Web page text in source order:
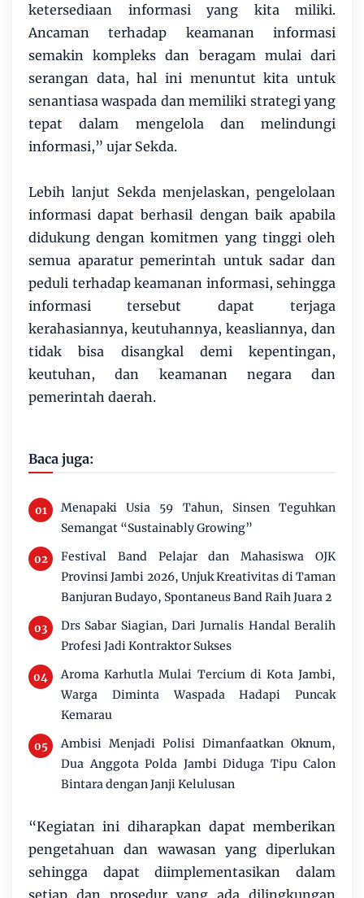
ketersediaan informasi yang kita miliki.
Ancaman terhadap keamanan informasi
semakin kompleks dan beragam mulai dari
serangan data, hal ini menuntut kita untuk
senantiasa waspada dan memiliki strategi yang
tepat dalam mengelola dan melindungi
informasi,” ujar Sekda.
Lebih lanjut Sekda menjelaskan, pengelolaan
informasi dapat berhasil dengan baik apabila
didukung dengan komitmen yang tinggi oleh
semua aparatur pemerintah untuk sadar dan
peduli terhadap keamanan informasi, sehingga
informasi tersebut dapat terjaga
kerahasiannya, keutuhannya, keasliannya, dan
tidak bisa disangkal demi kepentingan,
keutuhan, dan keamanan negara dan
pemerintah daerah.
Baca juga:
Menapaki Usia 59 Tahun, Sinsen Teguhkan
Semangat “Sustainably Growing”
Festival Band Pelajar dan Mahasiswa OJK
Provinsi Jambi 2026, Unjuk Kreativitas di Taman
Banjuran Budayo, Spontaneus Band Raih Juara 2
Drs Sabar Siagian, Dari Jurnalis Handal Beralih
Profesi Jadi Kontraktor Sukses
Aroma Karhutla Mulai Tercium di Kota Jambi,
Warga Diminta Waspada Hadapi Puncak
Kemarau
Ambisi Menjadi Polisi Dimanfaatkan Oknum,
Dua Anggota Polda Jambi Diduga Tipu Calon
Bintara dengan Janji Kelulusan
“Kegiatan ini diharapkan dapat memberikan
pengetahuan dan wawasan yang diperlukan
sehingga dapat diimplementasikan dalam